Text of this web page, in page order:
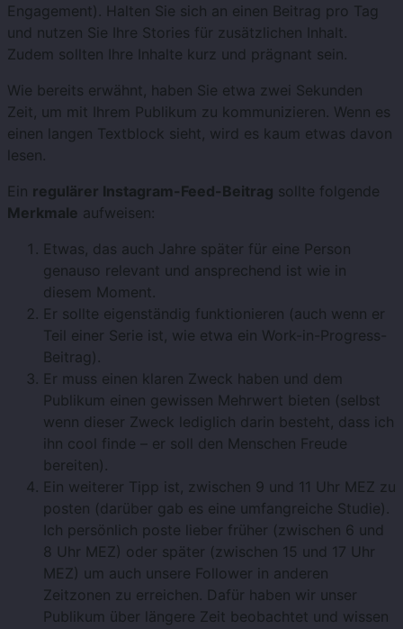
Engagement). Halten Sie sich an einen Beitrag pro Tag
und nutzen Sie Ihre Stories für zusätzlichen Inhalt.
Zudem sollten Ihre Inhalte kurz und prägnant sein.
Wie bereits erwähnt, haben Sie etwa zwei Sekunden
Zeit, um mit Ihrem Publikum zu kommunizieren. Wenn es
einen langen Textblock sieht, wird es kaum etwas davon
lesen.
Ein regulärer Instagram-Feed-Beitrag sollte folgende
Merkmale aufweisen:
Etwas, das auch Jahre später für eine Person
genauso relevant und ansprechend ist wie in
diesem Moment.
Er sollte eigenständig funktionieren (auch wenn er
Teil einer Serie ist, wie etwa ein Work-in-Progress-
Beitrag).
Er muss einen klaren Zweck haben und dem
Publikum einen gewissen Mehrwert bieten (selbst
wenn dieser Zweck lediglich darin besteht, dass ich
ihn cool finde – er soll den Menschen Freude
bereiten).
Ein weiterer Tipp ist, zwischen 9 und 11 Uhr MEZ zu
posten (darüber gab es eine umfangreiche Studie).
Ich persönlich poste lieber früher (zwischen 6 und
8 Uhr MEZ) oder später (zwischen 15 und 17 Uhr
MEZ) um auch unsere Follower in anderen
Zeitzonen zu erreichen. Dafür haben wir unser
Publikum über längere Zeit beobachtet und wissen